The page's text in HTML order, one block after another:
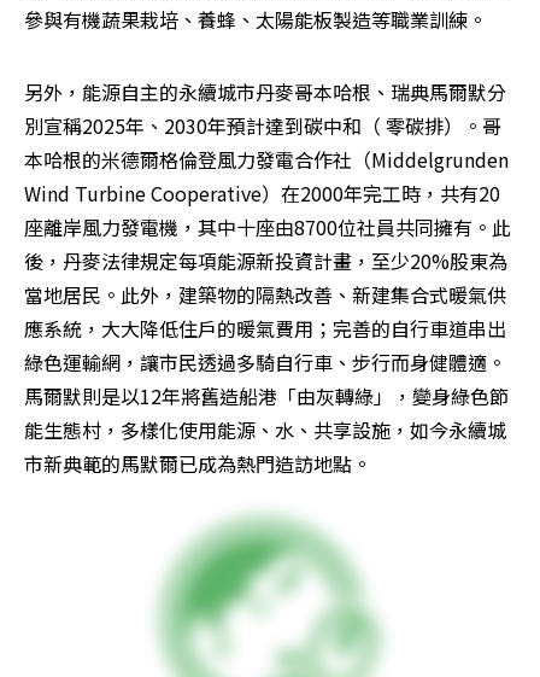
參與有機蔬果栽培、養蜂、太陽能板製造等職業訓練。
另外，能源自主的永續城市丹麥哥本哈根、瑞典馬爾默分
別宣稱2025年、2030年預計達到碳中和（ 零碳排）。哥
本哈根的米德爾格倫登風力發電合作社（Middelgrunden
Wind Turbine Cooperative）在2000年完工時，共有20
座離岸風力發電機，其中十座由8700位社員共同擁有。此
後，丹麥法律規定每項能源新投資計畫，至少20%股東為
當地居民。此外，建築物的隔熱改善、新建集合式暖氣供
應系統，大大降低住戶的暖氣費用；完善的自行車道串出
綠色運輸網，讓市民透過多騎自行車、步行而身健體適。
馬爾默則是以12年將舊造船港「由灰轉綠」，變身綠色節
能生態村，多樣化使用能源、水、共享設施，如今永續城
市新典範的馬默爾已成為熱門造訪地點。